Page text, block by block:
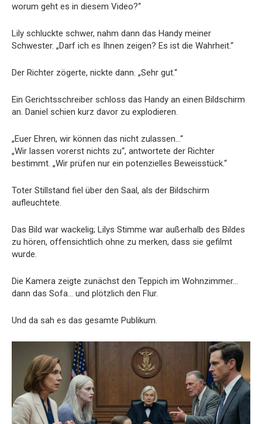
worum geht es in diesem Video?“
Lily schluckte schwer, nahm dann das Handy meiner
Schwester. „Darf ich es Ihnen zeigen? Es ist die Wahrheit.“
Der Richter zögerte, nickte dann. „Sehr gut.“
Ein Gerichtsschreiber schloss das Handy an einen Bildschirm
an. Daniel schien kurz davor zu explodieren.
„Euer Ehren, wir können das nicht zulassen…“
„Wir lassen vorerst nichts zu“, antwortete der Richter
bestimmt. „Wir prüfen nur ein potenzielles Beweisstück.“
Toter Stillstand fiel über den Saal, als der Bildschirm
aufleuchtete.
Das Bild war wackelig; Lilys Stimme war außerhalb des Bildes
zu hören, offensichtlich ohne zu merken, dass sie gefilmt
wurde.
Die Kamera zeigte zunächst den Teppich im Wohnzimmer…
dann das Sofa… und plötzlich den Flur.
Und da sah es das gesamte Publikum.